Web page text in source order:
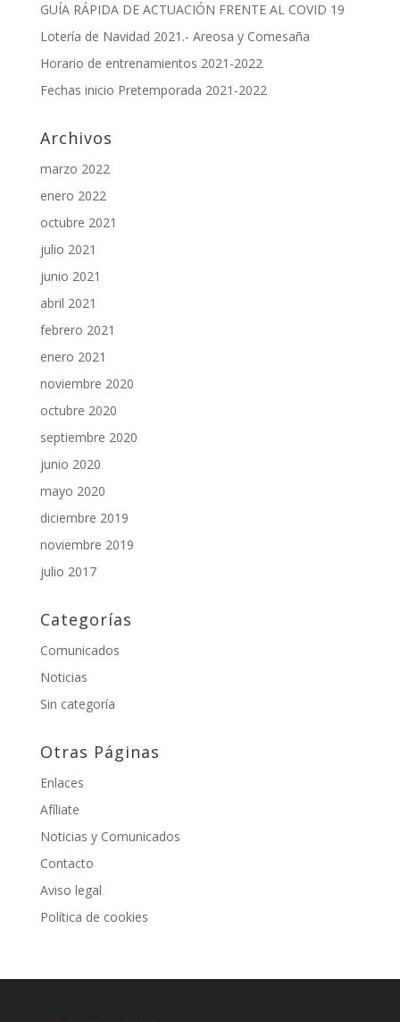
GUÍA RÁPIDA DE ACTUACIÓN FRENTE AL COVID 19
Lotería de Navidad 2021.- Areosa y Comesaña
Horario de entrenamientos 2021-2022
Fechas inicio Pretemporada 2021-2022
Archivos
marzo 2022
enero 2022
octubre 2021
julio 2021
junio 2021
abril 2021
febrero 2021
enero 2021
noviembre 2020
octubre 2020
septiembre 2020
junio 2020
mayo 2020
diciembre 2019
noviembre 2019
julio 2017
Categorías
Comunicados
Noticias
Sin categoría
Otras Páginas
Enlaces
Afíliate
Noticias y Comunicados
Contacto
Aviso legal
Política de cookies